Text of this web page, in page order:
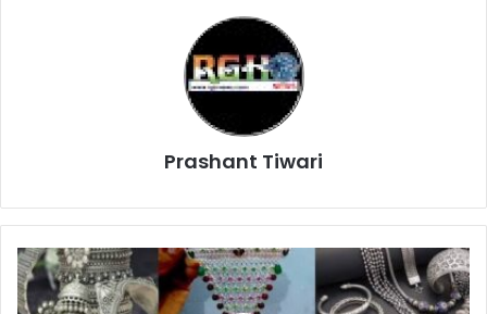
Prashant Tiwari
Gold
Silver
Price: